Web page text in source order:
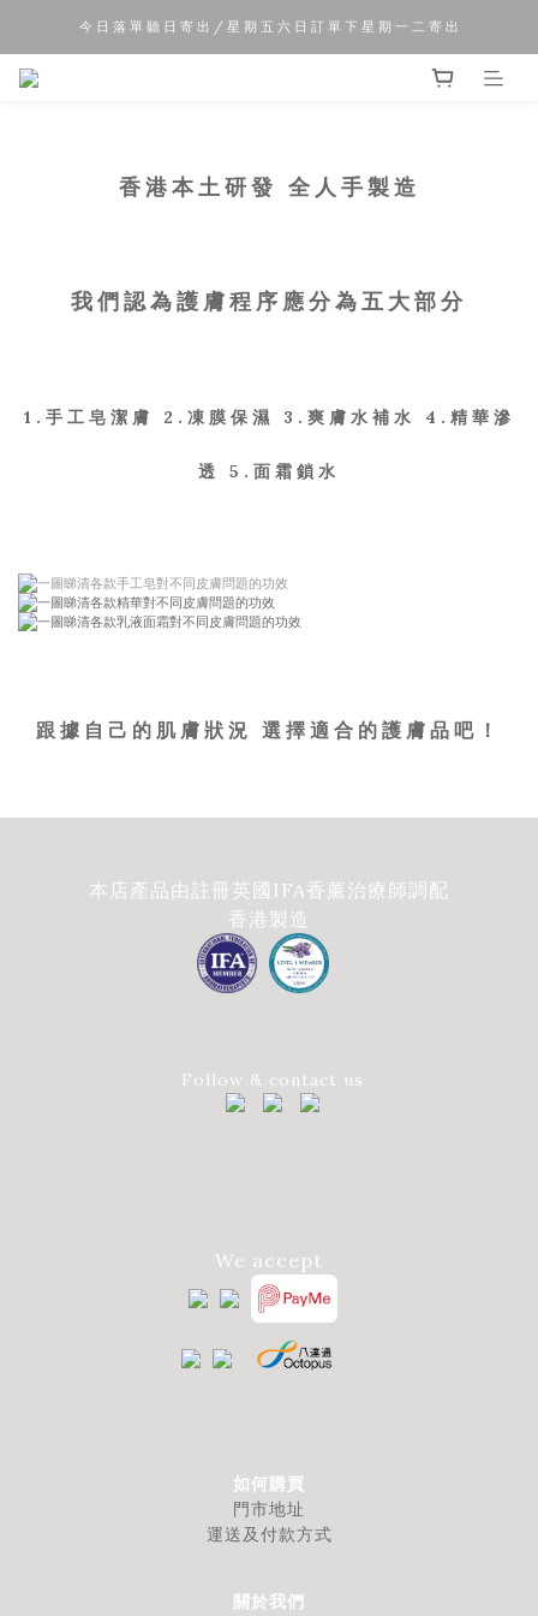
夏 日 優 惠 正 式 開 始!!
今 日 落 單 聽 日 寄 出 / 星 期 五 六 日 訂 單 下 星 期 一 二 寄 出
香港本土研發 全人手製造
我們認為護膚程序應分為五大部分
1.手工皂潔膚 2.凍膜保濕 3.爽膚水補水 4.精華滲
透 5.面霜鎖水
跟據自己的肌膚狀況 選擇適合的護膚品吧！
本店產品由註冊英國IFA香薰治療師調配
香港製造
Follow & contact us
We accept
如何購買
門市地址
運送及付款方式
關於我們